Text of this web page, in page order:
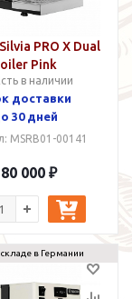
PRO X Dual
Pink
в наличии
доставки
30 дней
MSRB01-00141
000 ₽
складе в Германии